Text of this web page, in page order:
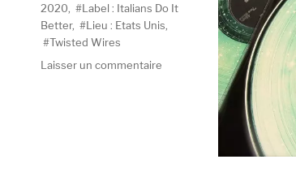
2020
Label : Italians Do It
Better, Lieu : Etats Unis
Twisted Wires
Laisser un commentaire